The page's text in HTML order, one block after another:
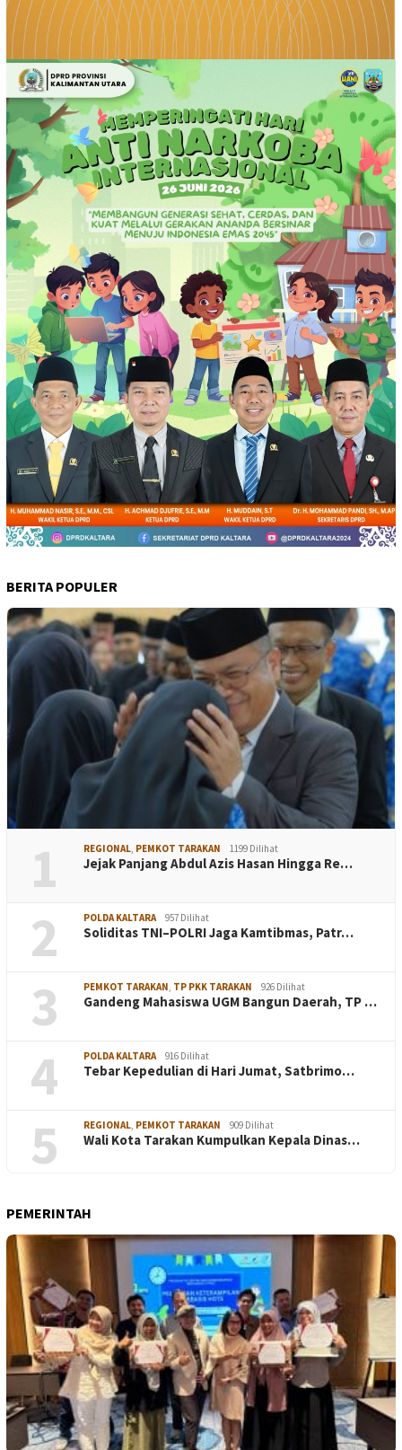
BERITA POPULER
1 REGIONAL PEMKOT TARAKAN 1199 Dilihat
Jejak Panjang Abdul Azis Hasan Hingga Re…
2 POLDA KALTARA 957 Dilihat
Soliditas TNI–POLRI Jaga Kamtibmas, Patr…
3 PEMKOT TARAKAN TP PKK TARAKAN 926 Dilihat
Gandeng Mahasiswa UGM Bangun Daerah, TP …
4 POLDA KALTARA 916 Dilihat
Tebar Kepedulian di Hari Jumat, Satbrimo…
5 REGIONAL PEMKOT TARAKAN 909 Dilihat
Wali Kota Tarakan Kumpulkan Kepala Dinas…
PEMERINTAH